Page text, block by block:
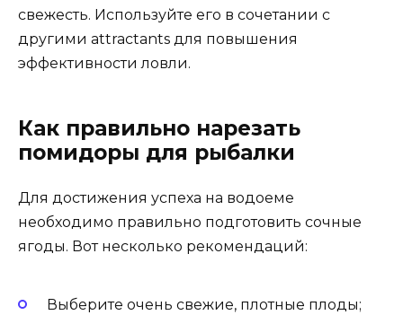
свежесть. Используйте его в сочетании с
другими attractants для повышения
эффективности ловли.
Как правильно нарезать
помидоры для рыбалки
Для достижения успеха на водоеме
необходимо правильно подготовить сочные
ягоды. Вот несколько рекомендаций:
Выберите очень свежие, плотные плоды;